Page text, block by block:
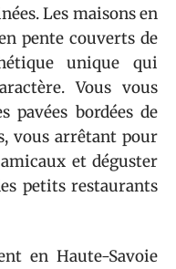
Les maisons en
pente couverts de
unique qui
Vous vous
pavées bordées de
vous arrêtant pour
et déguster
petits restaurants
en Haute-Savoie